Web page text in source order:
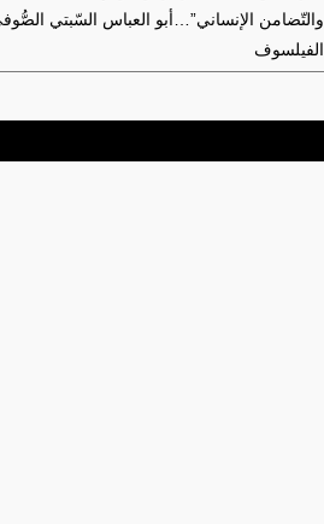
والتّضامن الإنساني”…أبو العباس السّبتي
الفيلسوف